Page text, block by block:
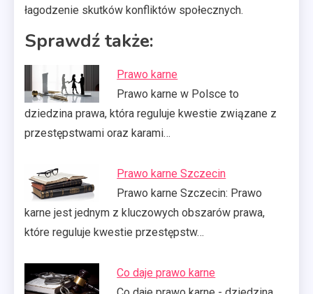
łagodzenie skutków konfliktów społecznych.
Sprawdź także:
Prawo karne
Prawo karne w Polsce to
dziedzina prawa, która reguluje kwestie związane z
przestępstwami oraz karami…
Prawo karne Szczecin
Prawo karne Szczecin: Prawo
karne jest jednym z kluczowych obszarów prawa,
które reguluje kwestie przestępstw…
Co daje prawo karne